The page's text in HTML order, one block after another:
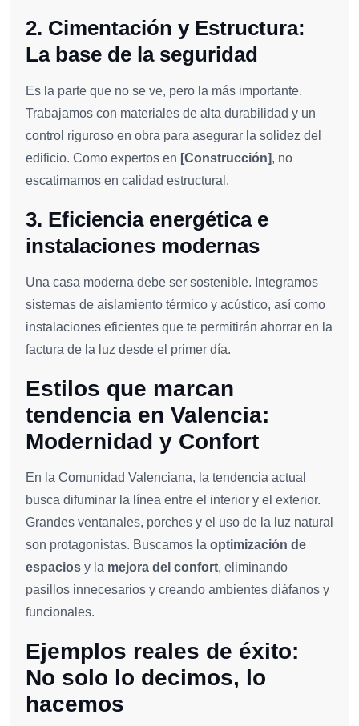
2. Cimentación y Estructura:
La base de la seguridad
Es la parte que no se ve, pero la más importante.
Trabajamos con materiales de alta durabilidad y un
control riguroso en obra para asegurar la solidez del
edificio. Como expertos en [Construcción], no
escatimamos en calidad estructural.
3. Eficiencia energética e
instalaciones modernas
Una casa moderna debe ser sostenible. Integramos
sistemas de aislamiento térmico y acústico, así como
instalaciones eficientes que te permitirán ahorrar en la
factura de la luz desde el primer día.
Estilos que marcan
tendencia en Valencia:
Modernidad y Confort
En la Comunidad Valenciana, la tendencia actual
busca difuminar la línea entre el interior y el exterior.
Grandes ventanales, porches y el uso de la luz natural
son protagonistas. Buscamos la optimización de
espacios y la mejora del confort, eliminando
pasillos innecesarios y creando ambientes diáfanos y
funcionales.
Ejemplos reales de éxito:
No solo lo decimos, lo
hacemos